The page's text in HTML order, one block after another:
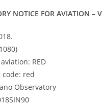
NOTICE FOR AVIATION –
RED
code: red
Observatory